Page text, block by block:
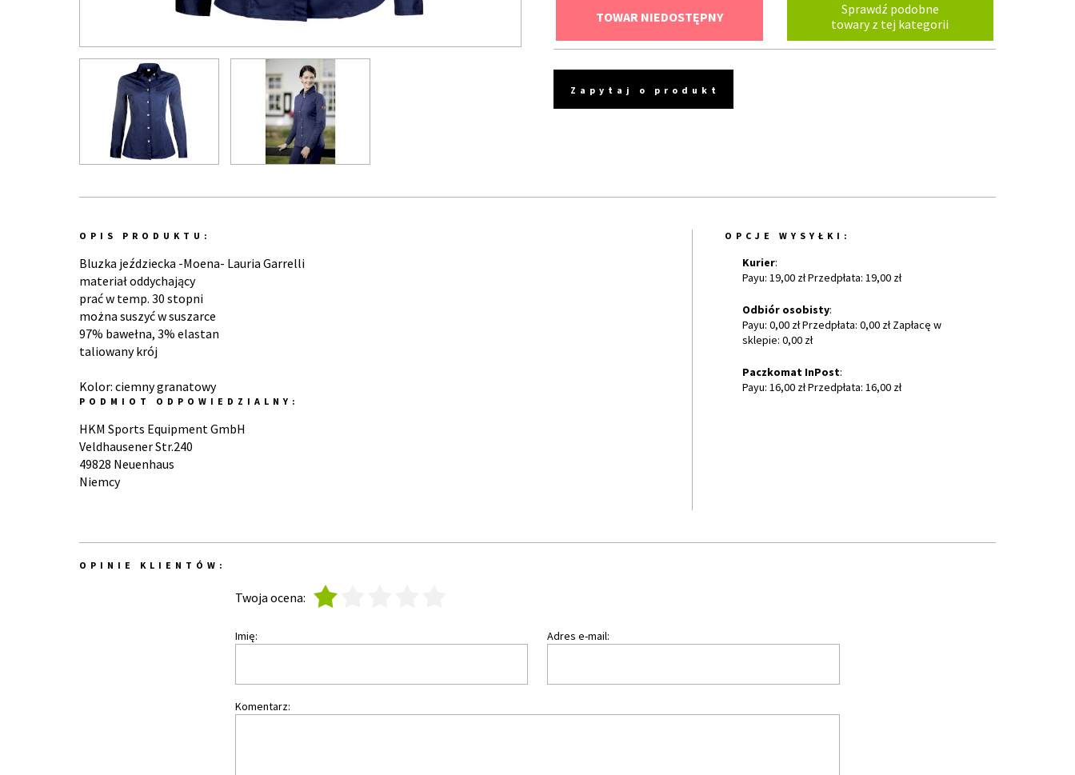
TOWAR NIEDOSTĘPNY
Sprawdź podobne
towary z tej kategorii
Zapytaj o produkt
OPIS PRODUKTU:
Bluzka jeździecka -Moena- Lauria Garrelli
materiał oddychający
prać w temp. 30 stopni
można suszyć w suszarce
97% bawełna, 3% elastan
taliowany krój
Kolor: ciemny granatowy
PODMIOT ODPOWIEDZIALNY:
HKM Sports Equipment GmbH
Veldhausener Str.240
49828 Neuenhaus
Niemcy
OPCJE WYSYŁKI:
Kurier:
Payu: 19,00 zł Przedpłata: 19,00 zł
Odbiór osobisty:
Payu: 0,00 zł Przedpłata: 0,00 zł Zapłacę w
sklepie: 0,00 zł
Paczkomat InPost:
Payu: 16,00 zł Przedpłata: 16,00 zł
OPINIE KLIENTÓW:
Twoja ocena:
Imię: Adres e-mail:
Komentarz: